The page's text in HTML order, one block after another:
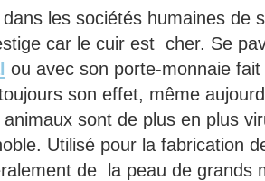
dans les sociétés humaines de
car le cuir est cher. Se
ou avec son porte-monnaie
son effet, même
sont de plus en plus
Utilisé pour la fabrication
de la peau de grands